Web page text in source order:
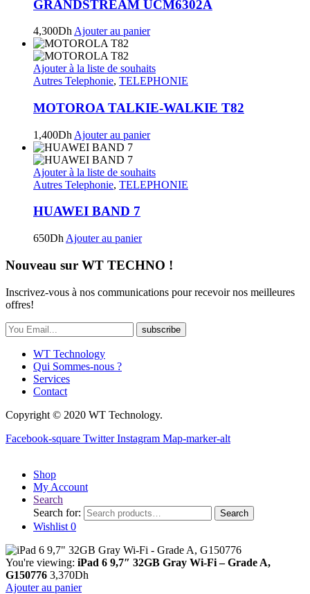
GRANDSTREAM UCM6302A
4,300Dh Ajouter au panier
Ajouter à la liste de souhaits
Autres Telephonie, TELEPHONIE
MOTOROA TALKIE-WALKIE T82
1,400Dh Ajouter au panier
Ajouter à la liste de souhaits
Autres Telephonie, TELEPHONIE
HUAWEI BAND 7
650Dh Ajouter au panier
Nouveau sur WT TECHNO !
Inscrivez-vous à nos communications pour recevoir nos meilleures
offres!
subscribe
WT Technology
Qui Sommes-nous ?
Services
Contact
Copyright © 2020 WT Technology.
Facebook-square Twitter Instagram Map-marker-alt
Shop
My Account
Search
Search for:
Search
Wishlist 0
You're viewing: iPad 6 9,7″ 32GB Gray Wi-Fi – Grade A,
G150776 3,370Dh
Ajouter au panier